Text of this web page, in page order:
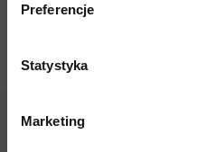
Preferencje
Statystyka
Marketing